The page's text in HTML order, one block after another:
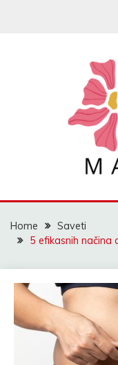
Home
Saveti
5 efikasnih načina